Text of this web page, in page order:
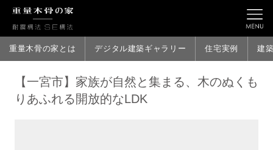
重量木骨の家とは デジタル建築ギャラリー 住宅実例 建
【一宮市】家族が自然と集まる、木のぬくも
りあふれる開放的なLDK